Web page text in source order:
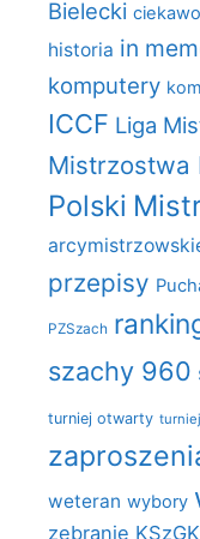
Bielecki
historia in
komputery
ICCF Liga
Mistrzostwa
Polski
przepisy
PZSzach
szachy 960
turniej otwarty
weteran wybory
zebranie KSzGK